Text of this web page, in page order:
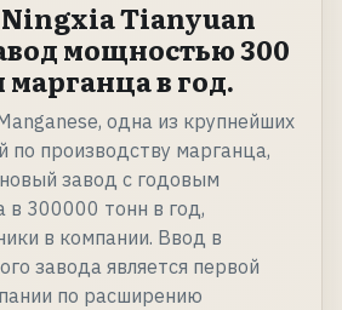
Tianyuan
мощностью 300
в год.
одна из крупнейших
по производству марганца,
завод с годовым
в 300000 тонн в год,
в компании. Ввод в
завода является первой
по расширению